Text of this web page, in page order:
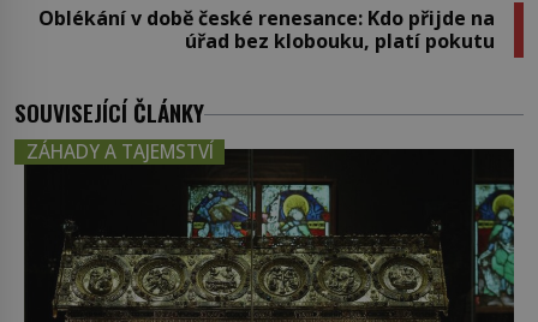
Oblékání v době české renesance: Kdo přijde na
úřad bez klobouku, platí pokutu
SOUVISEJÍCÍ ČLÁNKY
ZÁHADY A TAJEMSTVÍ